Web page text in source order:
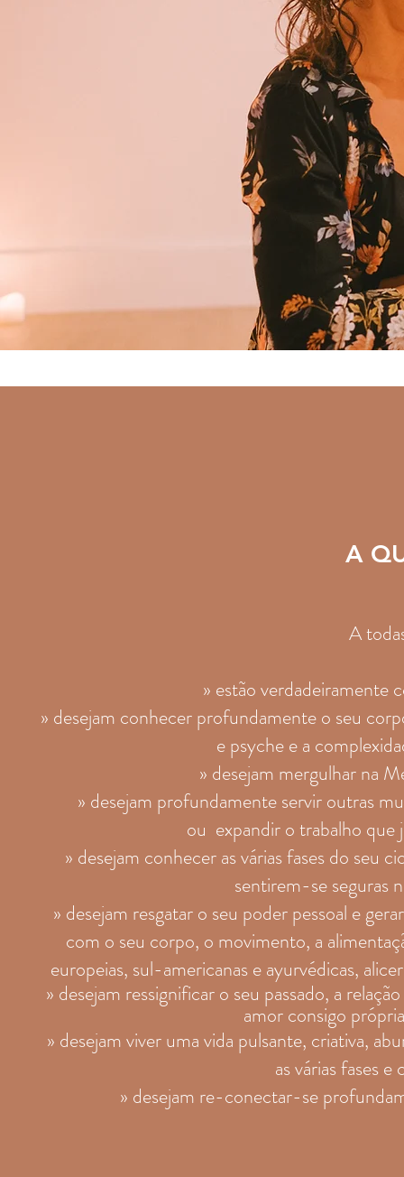
A
A
» estão verdadeiramente
» desejam conhecer profundamente o seu
e psyche e a
» desejam mergulhar na
» desejam profundamente servir outras
ou expandir o trabalho que
» desejam conhecer as várias fases do seu
sentirem-se seguras
» desejam resgatar o seu poder pessoal e
com o seu corpo, o movimento, a
europeias, sul-americanas e ayurvédicas,
» desejam ressignificar o seu passado, a
amor consigo
» desejam viver uma vida pulsante, criativa,
as várias fases
» desejam re-conectar-se